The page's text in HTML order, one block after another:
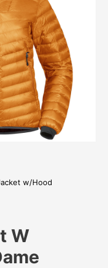
w/Hood
W